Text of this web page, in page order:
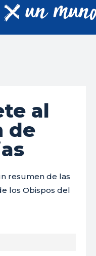
al
de
resumen de las
los Obispos del